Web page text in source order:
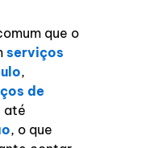
que o
serviços
,
de
até
, o que